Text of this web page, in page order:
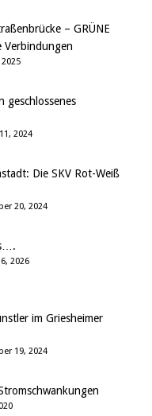
– GRÜNE
Verbindungen
geschlossenes
2024
Die SKV Rot-Weiß
20, 2024
2026
im Griesheimer
19, 2024